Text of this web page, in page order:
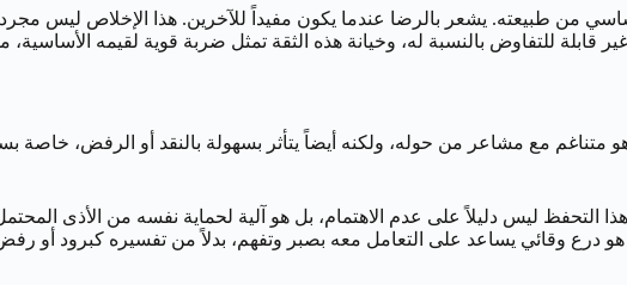
من طبيعته. يشعر بالرضا عندما يكون مفيداً للآخرين. هذا الإخلاص ليس
قابلة للتفاوض بالنسبة له، وخيانة هذه الثقة تمثل ضربة قوية لقيمه الأساسية،
مع مشاعر من حوله، ولكنه أيضاً يتأثر بسهولة بالنقد أو الرفض، خاصة
التحفظ ليس دليلاً على عدم الاهتمام، بل هو آلية لحماية نفسه من الأذى
درع وقائي يساعد على التعامل معه بصبر وتفهم، بدلاً من تفسيره كبرود أو